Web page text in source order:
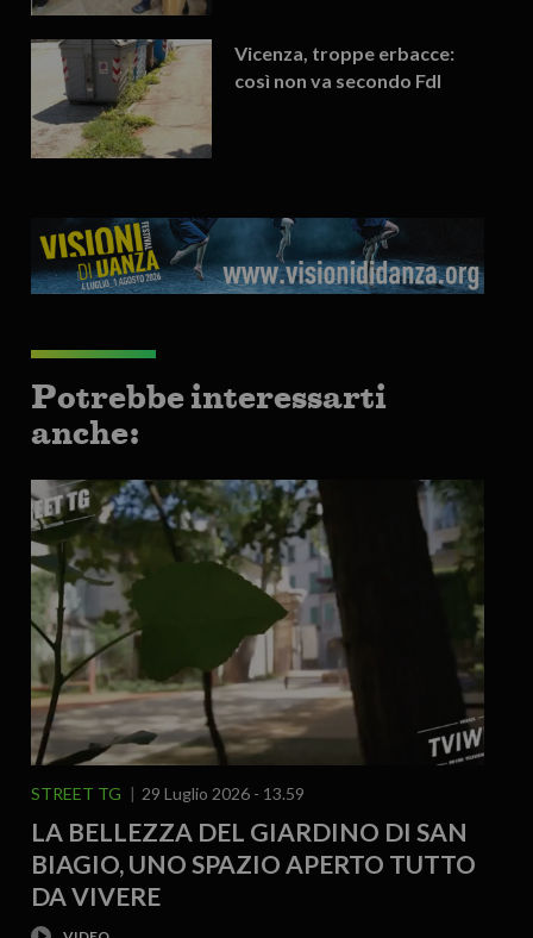
Vicenza, troppe erbacce:
così non va secondo FdI
Potrebbe interessarti
anche:
STREET TG 29 Luglio 2026 - 13.59
LA BELLEZZA DEL GIARDINO DI SAN
BIAGIO, UNO SPAZIO APERTO TUTTO
DA VIVERE